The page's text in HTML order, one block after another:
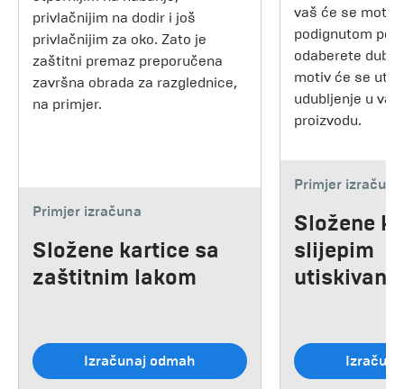
privlačnijim na dodir i još
privlačnijim za oko. Zato je
zaštitni premaz preporučena
završna obrada za razglednice,
na primjer.
Primjer izračuna
Složene kartice sa
zaštitnim lakom
Izračunaj odmah
vaš će se motiv
podignutom
odaberete
motiv će se
udubljenje u
proizvodu.
Primjer izračuna
Složene
slijepim